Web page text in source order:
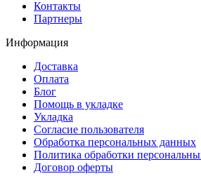
Контакты
Партнеры
Информация
Доставка
Оплата
Блог
Помощь в укладке
Укладка
Согласие пользователя
Обработка персональных данных
Политика обработки
Договор оферты